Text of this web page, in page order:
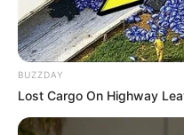
BUZZDAY
Lost Cargo On Highway